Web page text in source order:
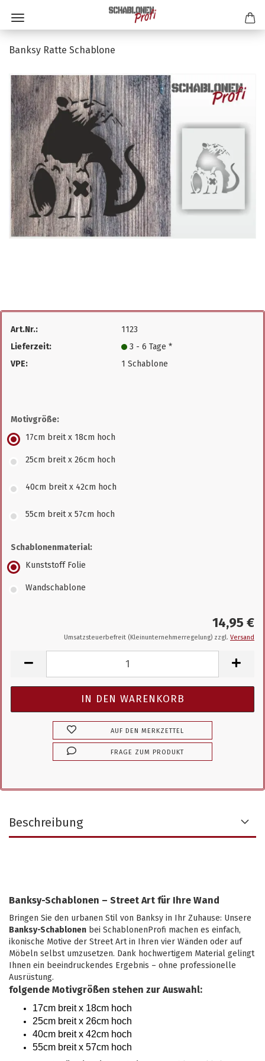
Banksy Ratte Schablone
Art.Nr.:
1123
Lieferzeit:
3 - 6 Tage *
VPE:
1 Schablone
Motivgröße:
17cm breit x 18cm hoch
25cm breit x 26cm hoch
40cm breit x 42cm hoch
55cm breit x 57cm hoch
Schablonenmaterial:
Kunststoff Folie
Wandschablone
14,95 €
Umsatzsteuerbefreit (Kleinunternehmerregelung) zzgl. Versand
AUF DEN MERKZETTEL
FRAGE ZUM PRODUKT
Beschreibung
Banksy-Schablonen – Street Art für Ihre Wand
Bringen Sie den urbanen Stil von Banksy in Ihr Zuhause: Unsere
Banksy-Schablonen bei SchablonenProfi machen es einfach,
ikonische Motive der Street Art in Ihren vier Wänden oder auf
Möbeln selbst umzusetzen. Dank hochwertigem Material gelingt
Ihnen ein beeindruckendes Ergebnis – ohne professionelle
Ausrüstung.
folgende Motivgrößen stehen zur Auswahl:
17cm breit x 18cm hoch
25cm breit x 26cm hoch
40cm breit x 42cm hoch
55cm breit x 57cm hoch